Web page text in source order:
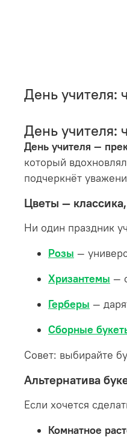
День учителя:
День учителя:
День учителя —
который
подчеркнёт
Цветы —
Ни один праздник
Розы —
Хризантемы —
Герберы —
Сборные
Совет: выбирайте
Альтернатива
Если хочется
Комнатное